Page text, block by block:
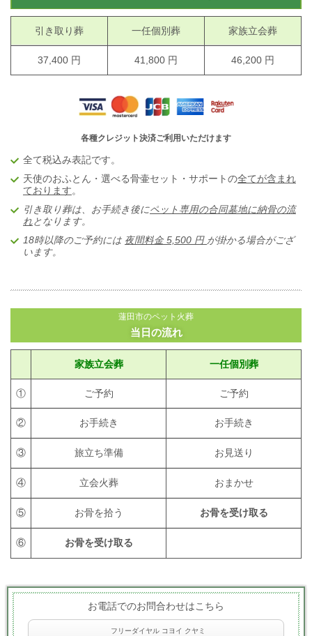
引き取り葬 一任個別葬 家族立会葬
37,400 円 41,800 円 46,200 円
各種クレジット決済ご利用いただけます
全て税込み表記です。
天使のおふとん・選べる骨壷セット・サポートの全てが含まれ
ております 。
引き取り葬は、お手続き後にペット専用の合同墓地に納骨の流
れとなります。
18時以降のご予約には 夜間料金 5,500 円 が掛かる場合がござ
います。
蓮田市のペット火葬
当日の流れ
家族立会葬 一任個別葬
① ご予約 ご予約
② お手続き お手続き
③ 旅立ち準備 お見送り
④ 立会火葬 おまかせ
⑤ お骨を拾う お骨を受け取る
⑥ お骨を受け取る
お電話でのお問合わせはこちら
フリーダイヤル コヨイ クヤミ